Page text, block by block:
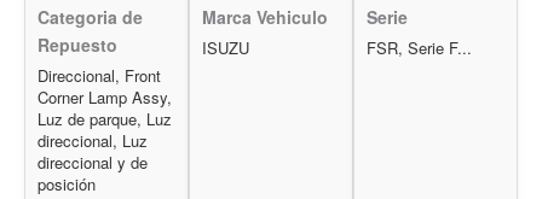
Categoria de
Repuesto
Direccional, Front
Corner Lamp Assy,
Luz de parque, Luz
direccional, Luz
direccional y de
posición
Marca Vehiculo
ISUZU
Serie
FSR, Serie F...